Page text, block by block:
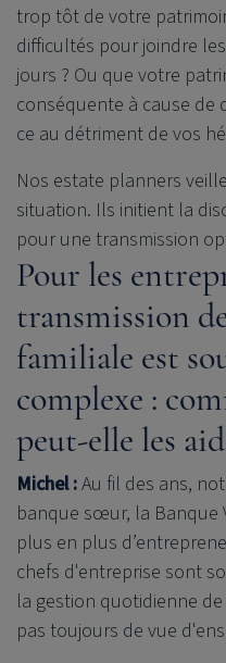
trop tôt de votre
difficultés pour joindre
jours ? Ou que votre
conséquente à cause de
ce au détriment de vos
Nos estate planners
situation. Ils initient la
pour une transmission
Pour les
transmission
familiale est
complexe :
peut-elle les
Michel :Au fil des ans,
banque sœur, la Banque
plus en plus
chefs d'entreprise sont
la gestion quotidienne
pas toujours de vue